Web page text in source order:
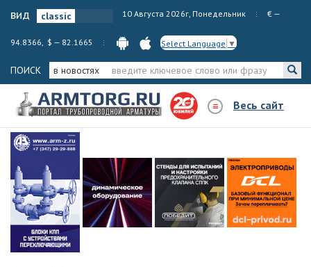
вид 10 Августа 2026г, Понедельник € —
94.8366, $ — 82.1665 Select Language ▼
ПОИСК в новостях
Весь сайт